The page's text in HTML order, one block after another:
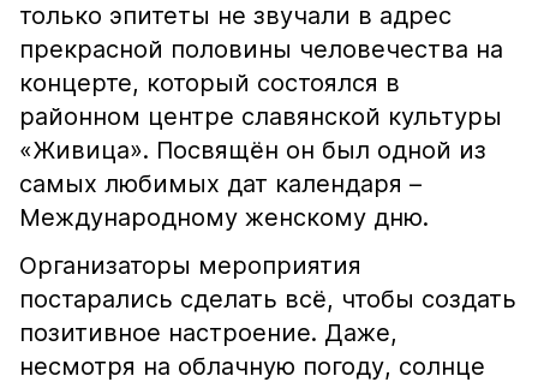
только эпитеты не звучали в адрес
прекрасной половины человечества на
концерте, который состоялся в
районном центре славянской культуры
«Живица». Посвящён он был одной из
самых любимых дат календаря –
Международному женскому дню.
Организаторы мероприятия
постарались сделать всё, чтобы создать
позитивное настроение. Даже,
несмотря на облачную погоду, солнце